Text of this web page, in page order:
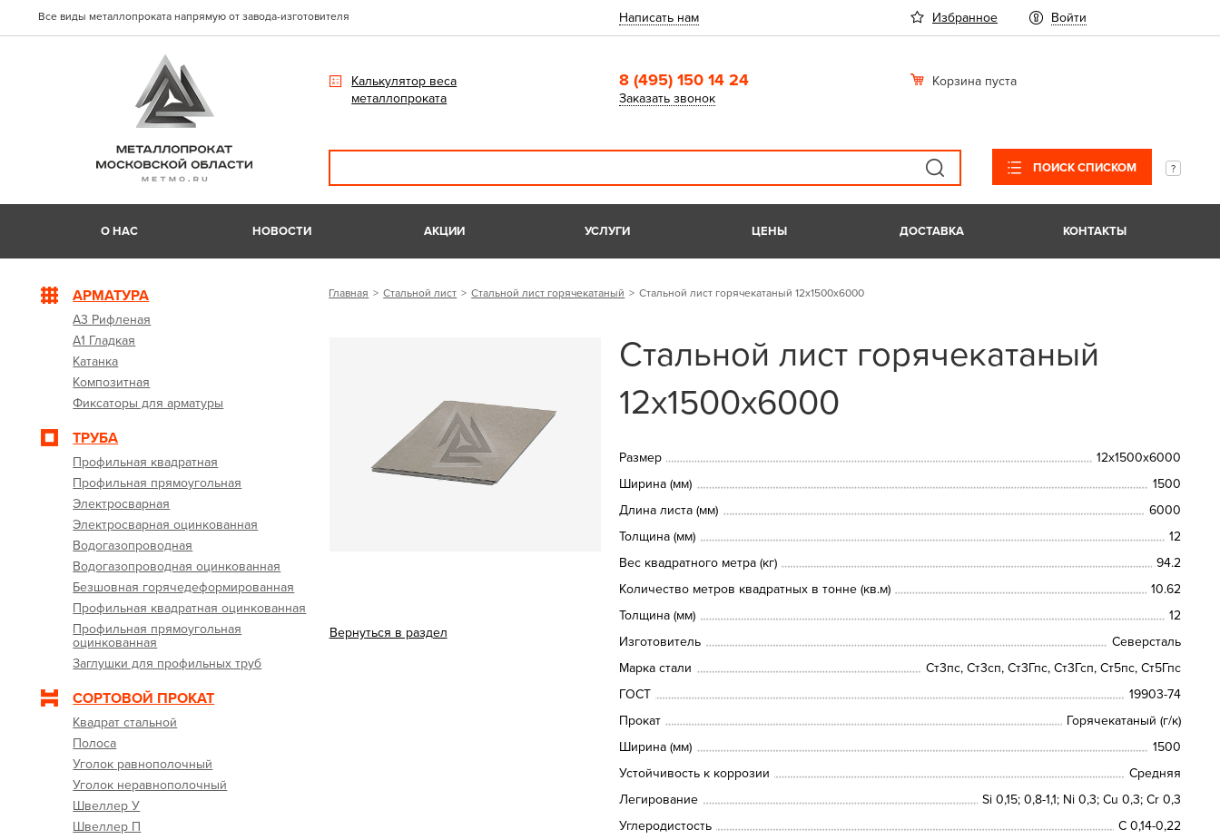
Все виды металлопроката напрямую от завода-изготовителя Написать нам Избранное Войти
Калькулятор веса
металлопроката
8 (495) 150 14 24
Заказать звонок
Корзина пуста
ПОИСК СПИСКОМ
О НАС НОВОСТИ АКЦИИ УСЛУГИ ЦЕНЫ ДОСТАВКА КОНТАКТЫ
АРМАТУРА
А3 Рифленая
А1 Гладкая
Катанка
Композитная
Фиксаторы для арматуры
ТРУБА
Профильная квадратная
Профильная прямоугольная
Электросварная
Электросварная оцинкованная
Водогазопроводная
Водогазопроводная оцинкованная
Безшовная горячедеформированная
Профильная квадратная оцинкованная
Профильная прямоугольная
оцинкованная
Заглушки для профильных труб
СОРТОВОЙ ПРОКАТ
Квадрат стальной
Полоса
Уголок равнополочный
Уголок неравнополочный
Швеллер У
Швеллер П
Главная Стальной лист Стальной лист горячекатаный Стальной лист горячекатаный 12х1500х6000
Вернуться в раздел
Стальной лист горячекатаный
12х1500х6000
Размер
12х1500х6000
Ширина (мм)
1500
Длина листа (мм)
6000
Толщина (мм)
12
Вес квадратного метра (кг)
94.2
Количество метров квадратных в тонне (кв.м)
10.62
Толщина (мм)
12
Изготовитель
Северсталь
Марка стали
Ст3пс, Ст3сп, Ст3Гпс, Ст3Гсп, Ст5пс, Ст5Гпс
ГОСТ
19903-74
Прокат
Горячекатаный (г/к)
Ширина (мм)
1500
Устойчивость к коррозии
Средняя
Легирование
Si 0,15; 0,8-1,1; Ni 0,3; Сu 0,3; Cr 0,3
Углеродистость
С 0,14-0,22